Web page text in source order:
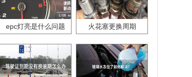
epc灯亮是什么问题 火花塞更换周期